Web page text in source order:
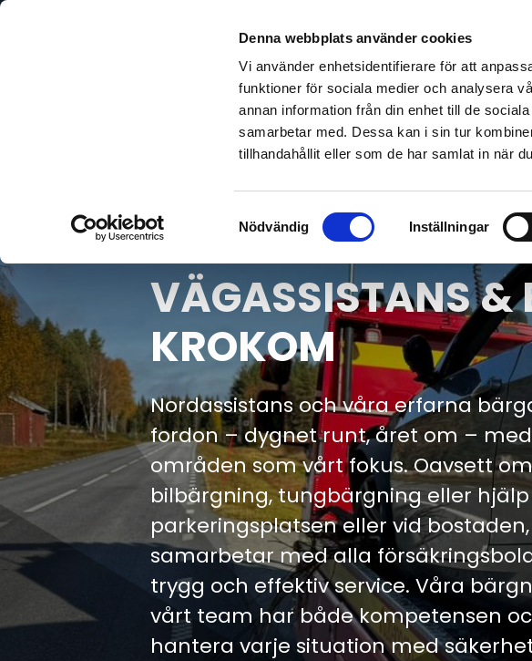
Denna webbplats använder cookies
Vi använder enhetsidentifierare för att
funktioner för sociala medier och analysera
annan information från din enhet till de
samarbetar med. Dessa kan i sin tur
tillhandahållit eller som de har samlat in när
Nödvändig Inställningar
VÄGASSISTANS &
KROKOM
Nordassistans och våra erfarna
fordon – dygnet runt, året om –
områden som vårt fokus. Oavsett
bilbärgning, tungbärgning eller
parkeringsplatsen eller vid
samarbetar med alla
trygg och effektiv service. Våra
vårt team har både kompetensen
hantera varje situation med